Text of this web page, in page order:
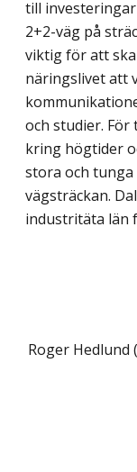
till
2+2-väg på
viktig för att
näringslivet att
och studier.
kring högtider
stora och
vägsträckan.
industritäta län
Roger Hedlund